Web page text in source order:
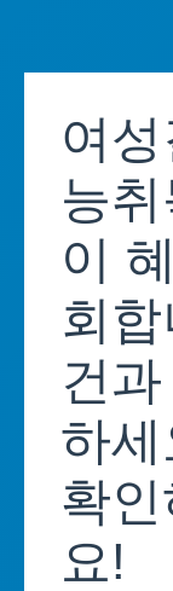
content여
능
이
회
건
하
확
요!